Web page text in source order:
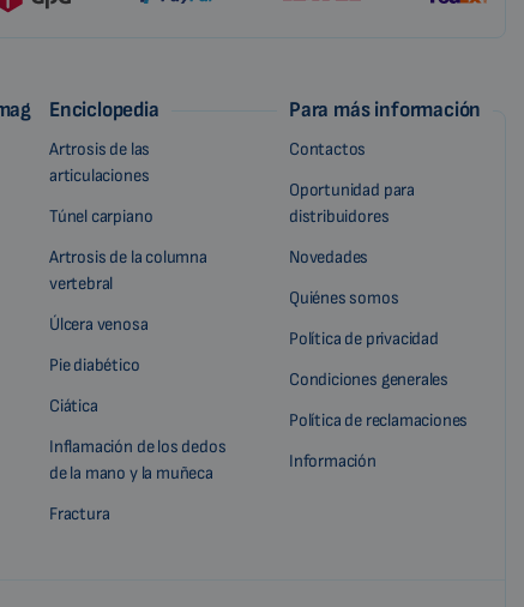
Enciclopedia
Artrosis de las
articulaciones
Túnel carpiano
Artrosis de la columna
vertebral
Úlcera venosa
Pie diabético
Ciática
Inflamación de los dedos
de la mano y la muñeca
Fractura
Para más información
Contactos
Oportunidad para
distribuidores
Novedades
Quiénes somos
Política de privacidad
Condiciones generales
Política de reclamaciones
Información